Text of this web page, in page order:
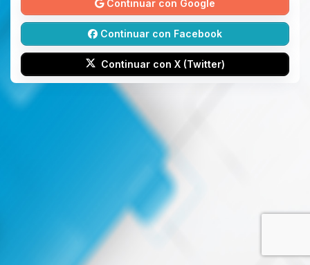
Continuar con Google
Continuar con Facebook
Continuar con X (Twitter)